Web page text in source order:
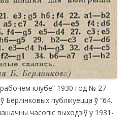
клубе” 1930 год № 27
публікуецца ў “64.
часопіс выходзіў у 1931-